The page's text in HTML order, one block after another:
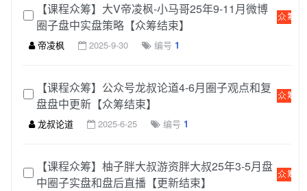
【课程众筹】大V帝凌枫-小马哥25年9-11月微博
圈子盘中实盘策略【众筹结束】
帝凌枫 2025-9-30 编号 1
【课程众筹】公众号龙叔论道4-6月圈子观点和复
盘盘中更新【众筹结束】
龙叔论道 2025-6-25 编号 1
【课程众筹】柚子胖大叔游资胖大叔25年3-5月盘
中圈子实盘和盘后直播【更新结束】